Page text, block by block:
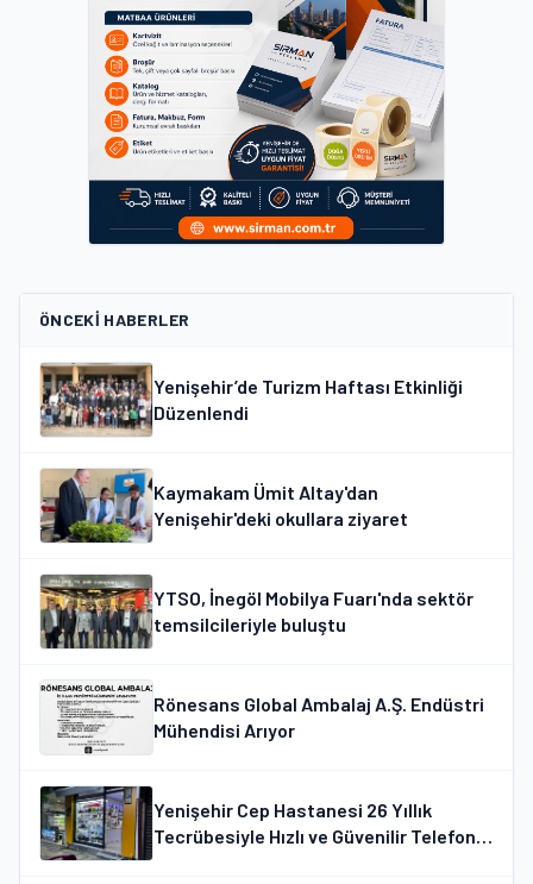
ÖNCEKI HABERLER
Yenişehir’de Turizm Haftası Etkinliği
Düzenlendi
Kaymakam Ümit Altay'dan
Yenişehir'deki okullara ziyaret
YTSO, İnegöl Mobilya Fuarı'nda sektör
temsilcileriyle buluştu
Rönesans Global Ambalaj A.Ş. Endüstri
Mühendisi Arıyor
Yenişehir Cep Hastanesi 26 Yıllık
Tecrübesiyle Hızlı ve Güvenilir Telefon